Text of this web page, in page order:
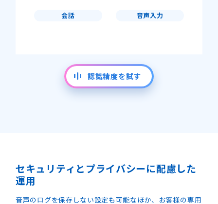
会話 音声入力
認識精度を試す
セキュリティとプライバシーに配慮した
運用
音声のログを保存しない設定も可能なほか、お客様の専用